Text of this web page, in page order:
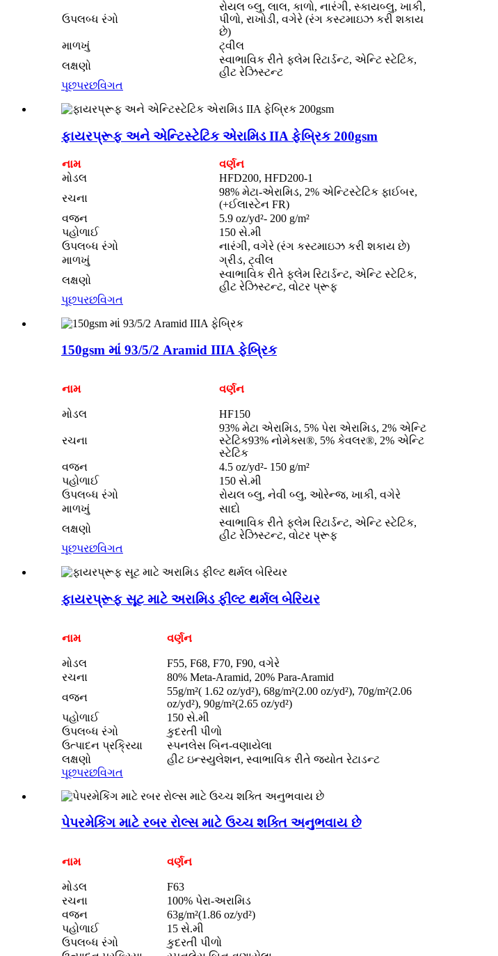
ઉપલબ્ધ રંગો
રોયલ બ્લુ, લાલ, કાળો, નારંગી, સ્કાયબ્લુ, ખાકી,
પીળો, રાખોડી, વગેરે (રંગ કસ્ટમાઇઝ કરી શકાય
છે)
માળખું
ટ્વીલ
લક્ષણો
સ્વાભાવિક રીતે ફ્લેમ રિટાર્ડન્ટ, એન્ટિ સ્ટેટિક,
હીટ રેઝિસ્ટન્ટ
પૂછપરછવિગત
ફાયરપ્રૂફ અને એન્ટિસ્ટેટિક એરામિડ IIA ફેબ્રિક 200gsm
નામ
વર્ણન
મોડલ
HFD200, HFD200-1
રચના
98% મેટા-એરામિડ, 2% એન્ટિસ્ટેટિક ફાઈબર,
(+ઈલાસ્ટેન FR)
વજન
5.9 oz/yd²- 200 g/m²
પહોળાઈ
150 સે.મી
ઉપલબ્ધ રંગો
નારંગી, વગેરે (રંગ કસ્ટમાઇઝ કરી શકાય છે)
માળખું
ગ્રીડ, ટ્વીલ
લક્ષણો
સ્વાભાવિક રીતે ફ્લેમ રિટાર્ડન્ટ, એન્ટિ સ્ટેટિક,
હીટ રેઝિસ્ટન્ટ, વોટર પ્રૂફ
પૂછપરછવિગત
150gsm માં 93/5/2 Aramid IIIA ફેબ્રિક
નામ વર્ણન
મોડલ HF150
રચના
93% મેટા એરામિડ, 5% પેરા એરામિડ, 2% એન્ટિ
સ્ટેટિક93% નોમેક્સ®, 5% કેવલર®, 2% એન્ટિ
સ્ટેટિક
વજન
4.5 oz/yd²- 150 g/m²
પહોળાઈ
150 સે.મી
ઉપલબ્ધ રંગો
રોયલ બ્લુ, નેવી બ્લુ, ઓરેન્જ, ખાકી, વગેરે
માળખું
સાદો
લક્ષણો
સ્વાભાવિક રીતે ફ્લેમ રિટાર્ડન્ટ, એન્ટિ સ્ટેટિક,
હીટ રેઝિસ્ટન્ટ, વોટર પ્રૂફ
પૂછપરછવિગત
ફાયરપ્રૂફ સૂટ માટે અરામિડ ફીલ્ટ થર્મલ બેરિયર
નામ વર્ણન
મોડલ
F55, F68, F70, F90, વગેરે
રચના
80% Meta-Aramid, 20% Para-Aramid
વજન
55g/m²( 1.62 oz/yd²), 68g/m²(2.00 oz/yd²), 70g/m²(2.06
oz/yd²), 90g/m²(2.65 oz/yd²)
પહોળાઈ
150 સે.મી
ઉપલબ્ધ રંગો
કુદરતી પીળો
ઉત્પાદન પ્રક્રિયા
સ્પનલેસ બિન-વણાયેલા
લક્ષણો
હીટ ઇન્સ્યુલેશન, સ્વાભાવિક રીતે જ્યોત રેટાડન્ટ
પૂછપરછવિગત
પેપરમેકિંગ માટે રબર રોલ્સ માટે ઉચ્ચ શક્તિ અનુભવાય છે
નામ વર્ણન
મોડલ
F63
રચના
100% પેરા-અરામિડ
વજન
63g/m²(1.86 oz/yd²)
પહોળાઈ
15 સે.મી
ઉપલબ્ધ રંગો
કુદરતી પીળો